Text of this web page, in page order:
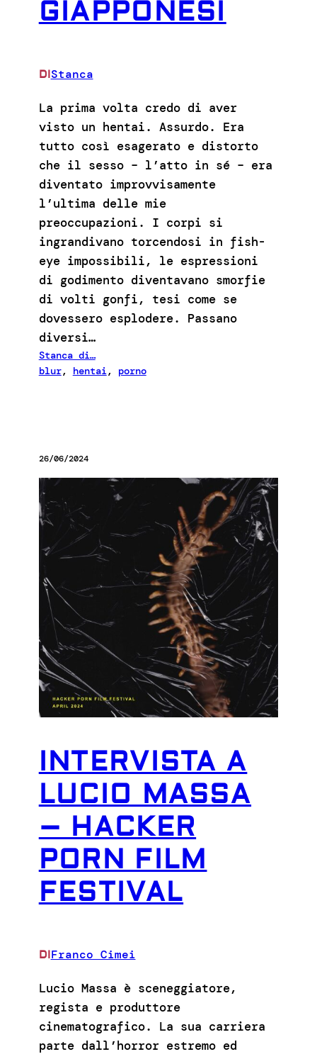
GIAPPONESI
DIStanca
La prima volta credo di aver
visto un hentai. Assurdo. Era
tutto così esagerato e distorto
che il sesso – l’atto in sé – era
diventato improvvisamente
l’ultima delle mie
preoccupazioni. I corpi si
ingrandivano torcendosi in fish-
eye impossibili, le espressioni
di godimento diventavano smorfie
di volti gonfi, tesi come se
dovessero esplodere. Passano
diversi…
Stanca di…
blur, hentai, porno
26/06/2024
INTERVISTA A
LUCIO MASSA
– HACKER
PORN FILM
FESTIVAL
DIFranco Cimei
Lucio Massa è sceneggiatore,
regista e produttore
cinematografico. La sua carriera
parte dall’horror estremo ed